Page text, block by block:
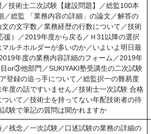
技術士二次試験【建設問題】／総監100本
／総監 「業務内容の詳細」の論文／解答の
の文字数／業務経歴の行数について／技術
）／2019年度から戻る／Ｈ31以降の選択
ルチホルダーが多いのか／いよいよ明日最
年度の業務内容詳細のフォーム／2019年
or③他部門／SUKIYAKI塾受講生の二次試験
登録の追っ手について／総監択一の難易度
度の話ですいません／技術士一次試験 合格
いて／技術士を持ってない年配技術者の待
験で筆記の質問は聞かれますか
残念／一次試験／口述試験の業務の詳細の